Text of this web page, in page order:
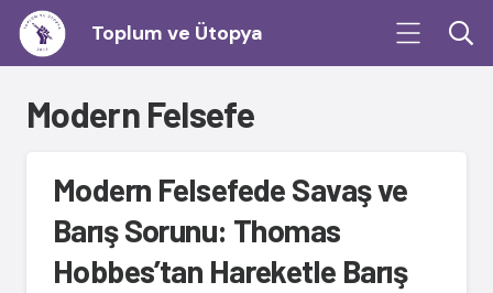
Toplum ve Ütopya
Modern Felsefe
Modern Felsefede Savaş ve
Barış Sorunu: Thomas
Hobbes’tan Hareketle Barış